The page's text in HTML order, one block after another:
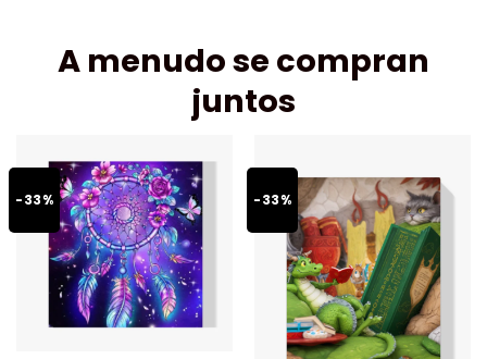
A menudo se compran
juntos
-33% -33%